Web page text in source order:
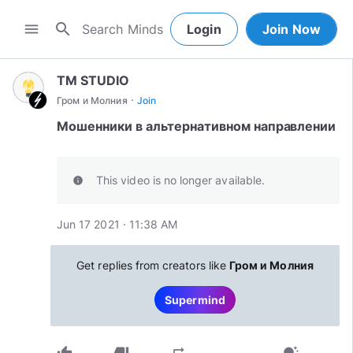
menu search Login Join Now
TM STUDIO
Гром и Молния · Join
Мошенники в альтернативном направлении
info This video is no longer available.
Jun 17 2021 · 11:38 AM
Get replies from creators like Гром и Молния
Supermind